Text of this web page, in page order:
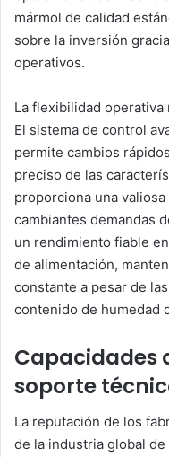
mármol de calidad
sobre la inversión
operativos.
La flexibilidad
El sistema de control
permite cambios
preciso de las
proporciona una
cambiantes demandas
un rendimiento fiable
de alimentación,
constante a pesar de
contenido de humedad
Capacidades
soporte
La reputación de los
de la industria global